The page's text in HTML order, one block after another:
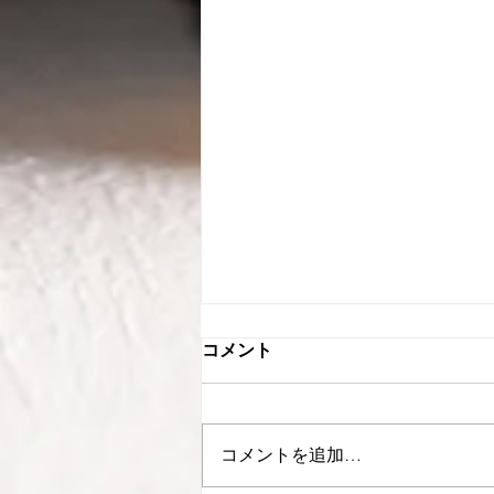
９回の読書会を終えて 感想
先日９回目の読書会にて、一冊の
本を読み終えましたので、その感
コメント
コメントを追加…